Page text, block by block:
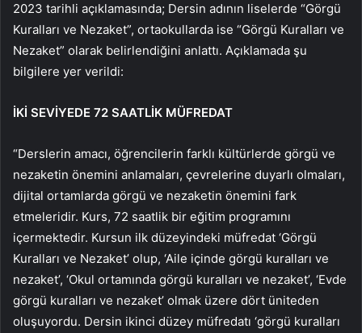
2023 tarihli açıklamasında; Dersin adının liselerde “Görgü
Kuralları ve Nezaket”, ortaokullarda ise “Görgü Kuralları ve
Nezaket” olarak belirlendiğini anlattı. Açıklamada şu
bilgilere yer verildi:
İKİ SEVİYEDE 72 SAATLİK MÜFREDAT
“Derslerin amacı, öğrencilerin farklı kültürlerde görgü ve
nezaketin önemini anlamaları, çevrelerine duyarlı olmaları,
dijital ortamlarda görgü ve nezaketin önemini fark
etmeleridir. Kurs, 72 saatlik bir eğitim programını
içermektedir. Kursun ilk düzeyindeki müfredat ‘Görgü
Kuralları ve Nezaket’ olup, ‘Aile içinde görgü kuralları ve
nezaket’, ‘Okul ortamında görgü kuralları ve nezaket’, ‘Evde
görgü kuralları ve nezaket’ olmak üzere dört üniteden
oluşuyordu. Dersin ikinci düzey müfredatı ‘görgü kuralları